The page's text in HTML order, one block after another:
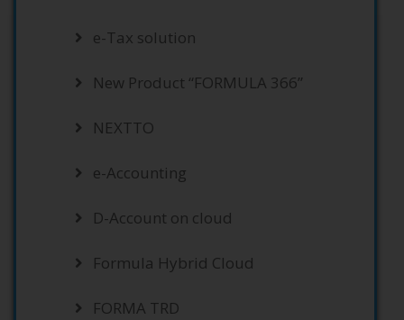
e-Tax solution
New Product “FORMULA 366”
NEXTTO
e-Accounting
D-Account on cloud
Formula Hybrid Cloud
FORMA TRD